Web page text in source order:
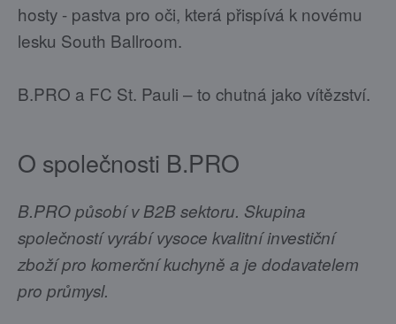
hosty - pastva pro oči, která přispívá k novému
lesku South Ballroom.
B.PRO a FC St. Pauli – to chutná jako vítězství.
O společnosti B.PRO
B.PRO působí v B2B sektoru. Skupina
společností vyrábí vysoce kvalitní investiční
zboží pro komerční kuchyně a je dodavatelem
pro průmysl.